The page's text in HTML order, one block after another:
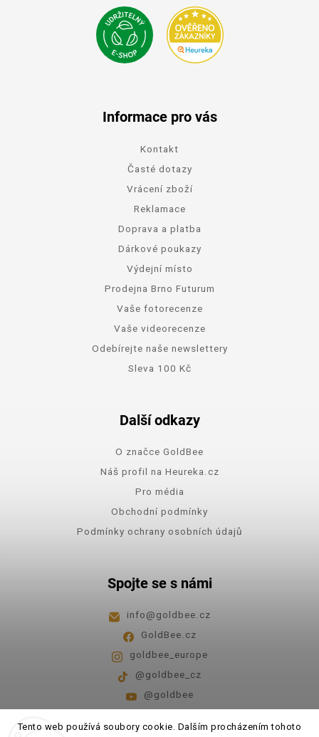
Tento web používá soubory cookie. Dalším procházením tohoto
Informace pro vás
Kontakt
Časté dotazy
Vrácení zboží
Reklamace
Doprava a platba
Dárkové poukazy
Výdejní místo
Prodejna Brno Futurum
Vaše fotorecenze
Vaše videorecenze
Odebírejte naše newslettery
Sleva 100 Kč
Další odkazy
O značce GoldBee
Náš profil na Heureka.cz
Pro média
Obchodní podmínky
Podmínky ochrany osobních údajů
Spojte se s námi
info@goldbee.cz
GoldBee.cz
goldbee_europe
@goldbee_cz
@goldbee
Pondělí - pátek 8:00-14:00